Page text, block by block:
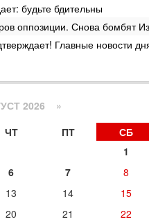
будьте бдительны
оппозиции. Снова бомбят
Главные новости
2026 »
ЧТ ПТ СБ
1
6 7 8
13 14 15
20 21 22